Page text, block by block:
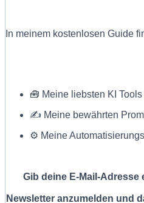
In meinem kostenlosen Guide
🧰 Meine liebsten KI
✍ Meine bewährten
⚙️ Meine
Gib deine E-Mail-Adresse
Newsletter anzumelden und